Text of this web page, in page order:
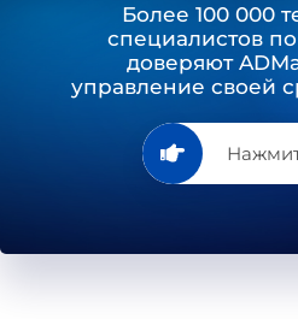
Более 100 000
специалистов
доверяют
управление своей